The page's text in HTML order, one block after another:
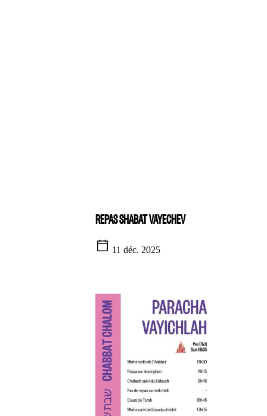
REPAS SHABAT VAYECHEV
11 déc. 2025